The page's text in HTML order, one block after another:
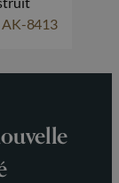
AK-8413